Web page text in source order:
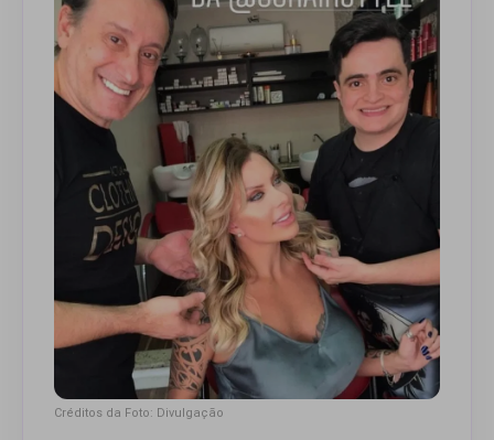
Créditos da Foto: Divulgação